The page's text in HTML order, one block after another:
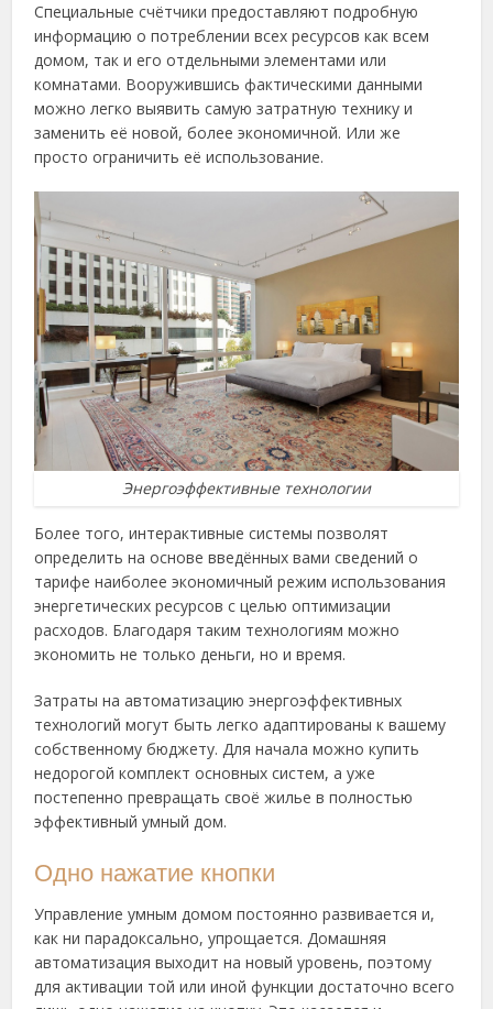
Специальные счётчики предоставляют подробную
информацию о потреблении всех ресурсов как всем
домом, так и его отдельными элементами или
комнатами. Вооружившись фактическими данными
можно легко выявить самую затратную технику и
заменить её новой, более экономичной. Или же
просто ограничить её использование.
Энергоэффективные технологии
Более того, интерактивные системы позволят
определить на основе введённых вами сведений о
тарифе наиболее экономичный режим использования
энергетических ресурсов с целью оптимизации
расходов. Благодаря таким технологиям можно
экономить не только деньги, но и время.
Затраты на автоматизацию энергоэффективных
технологий могут быть легко адаптированы к вашему
собственному бюджету. Для начала можно купить
недорогой комплект основных систем, а уже
постепенно превращать своё жилье в полностью
эффективный умный дом.
Одно нажатие кнопки
Управление умным домом постоянно развивается и,
как ни парадоксально, упрощается. Домашняя
автоматизация выходит на новый уровень, поэтому
для активации той или иной функции достаточно всего